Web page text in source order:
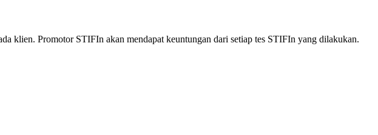
klien. Promotor STIFIn akan mendapat keuntungan dari setiap tes STIFIn yang dilakukan.